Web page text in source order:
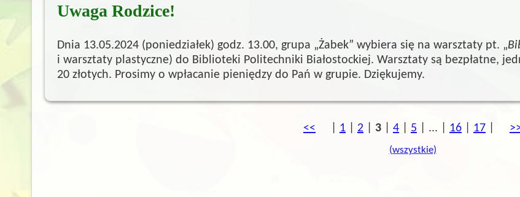
Uwaga Rodzice!
Dnia 13.05.2024 (poniedziałek) godz. 13.00, grupa „Żabek” wybiera się na warsztaty pt. „
i warsztaty plastyczne) do Biblioteki Politechniki Białostockiej. Warsztaty są bezpłatne,
20 złotych. Prosimy o wpłacanie pieniędzy do Pań w grupie. Dziękujemy.
poprzednia
<< 1 2 3 4 5 ... 16 17
(wszystkie)